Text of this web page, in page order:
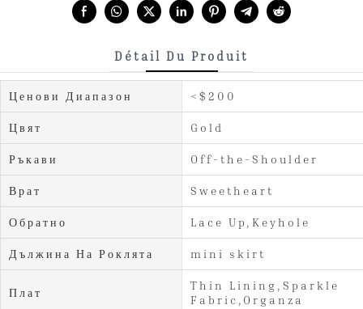
Détail Du Produit
Ценови Диапазон <$200
Цвят Gold
Ръкави Off-the-Shoulder
Врат Sweetheart
Обратно Lace Up,Keyhole
Дължина На Роклята mini skirt
Плат
Thin Lining,Sparkle
Fabric,Organza